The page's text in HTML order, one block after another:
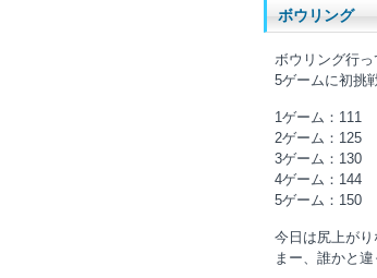
ボウリング
ボウリング行っ
5ゲームに初挑戦
1ゲーム：111
2ゲーム：125
3ゲーム：130
4ゲーム：144
5ゲーム：150
今日は尻上がり
まー、誰かと